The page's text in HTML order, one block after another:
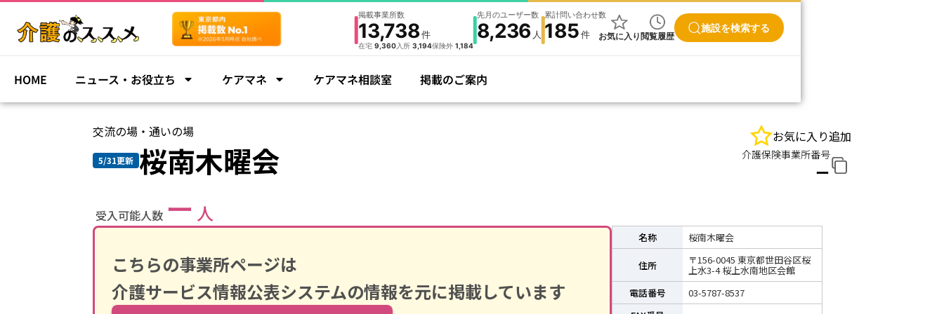
掲載事業所数
13,738件
在宅 9,360入所 3,194保険外 1,184
先月のユーザー数
8,236 人
累計問い合わせ数
185件 お気に入り閲覧履歴
施設を検索する
HOME ニュース・お役立ち ケアマネ ケアマネ相談室 掲載のご案内
交流の場・通いの場
5/31更新 桜南木曜会
お気に入り追加
介護保険事業所番号
ー
受入可能人数 ー 人
こちらの事業所ページは
介護サービス情報公表システムの情報を元に掲載しています
名称 桜南木曜会
住所 〒156-0045 東京都世田谷区桜
上水3-4 桜上水南地区会館
電話番号
03-5787-8537